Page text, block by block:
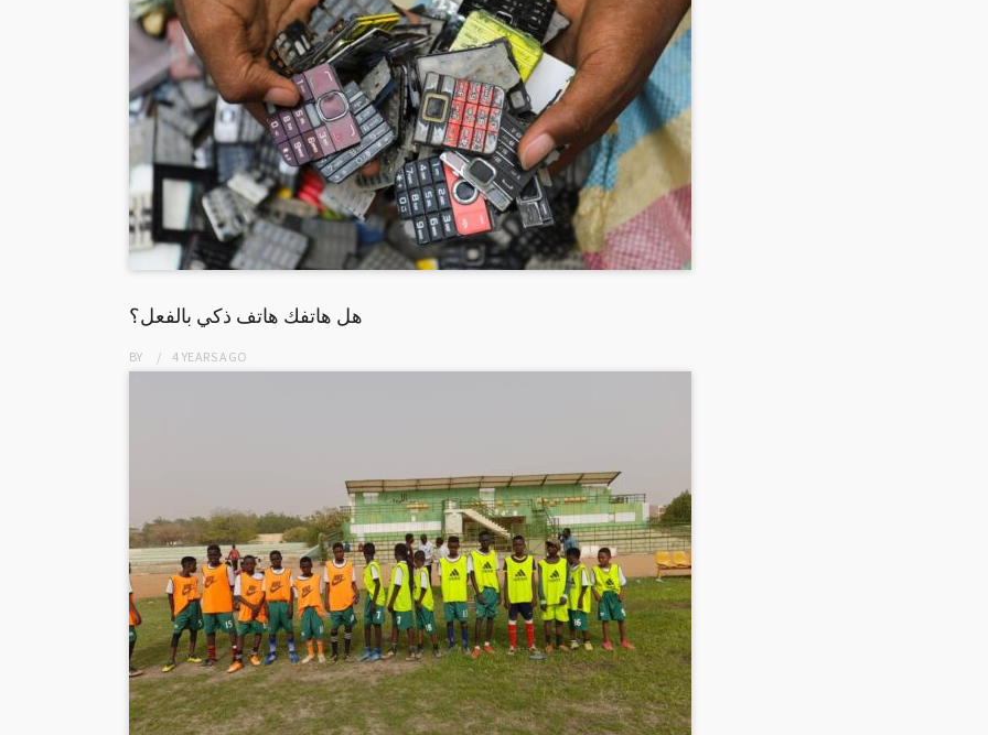
هل هاتفك هاتف ذكي بالفعل؟
BY 4 YEARSAGO